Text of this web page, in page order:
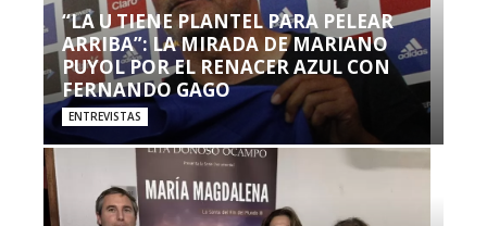
“LA U TIENE PLANTEL PARA PELEAR
ARRIBA”: LA MIRADA DE MARIANO
PUYOL POR EL RENACER AZUL CON
FERNANDO GAGO
ENTREVISTAS